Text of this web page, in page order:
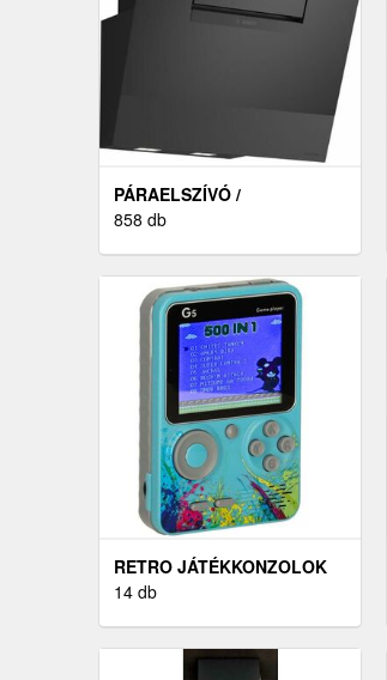
PÁRAELSZÍVÓ /
SZAGELSZÍVÓ
858 db
RETRO JÁTÉKKONZOLOK
14 db